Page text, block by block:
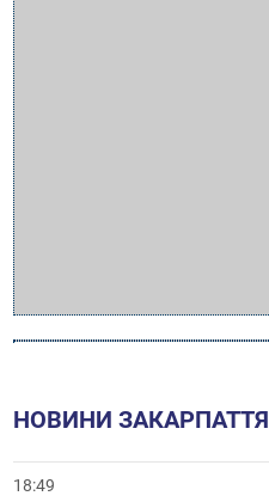
НОВИНИ ЗАКАРПАТТЯ
18:49